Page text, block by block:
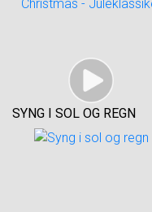
SYNG I SOL OG REGN